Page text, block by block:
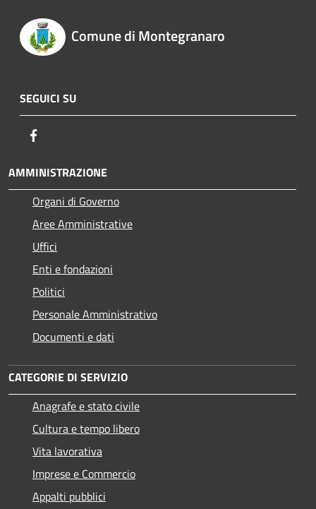
Comune di Montegranaro
SEGUICI SU
AMMINISTRAZIONE
Organi di Governo
Aree Amministrative
Uffici
Enti e fondazioni
Politici
Personale Amministrativo
Documenti e dati
CATEGORIE DI SERVIZIO
Anagrafe e stato civile
Cultura e tempo libero
Vita lavorativa
Imprese e Commercio
Appalti pubblici